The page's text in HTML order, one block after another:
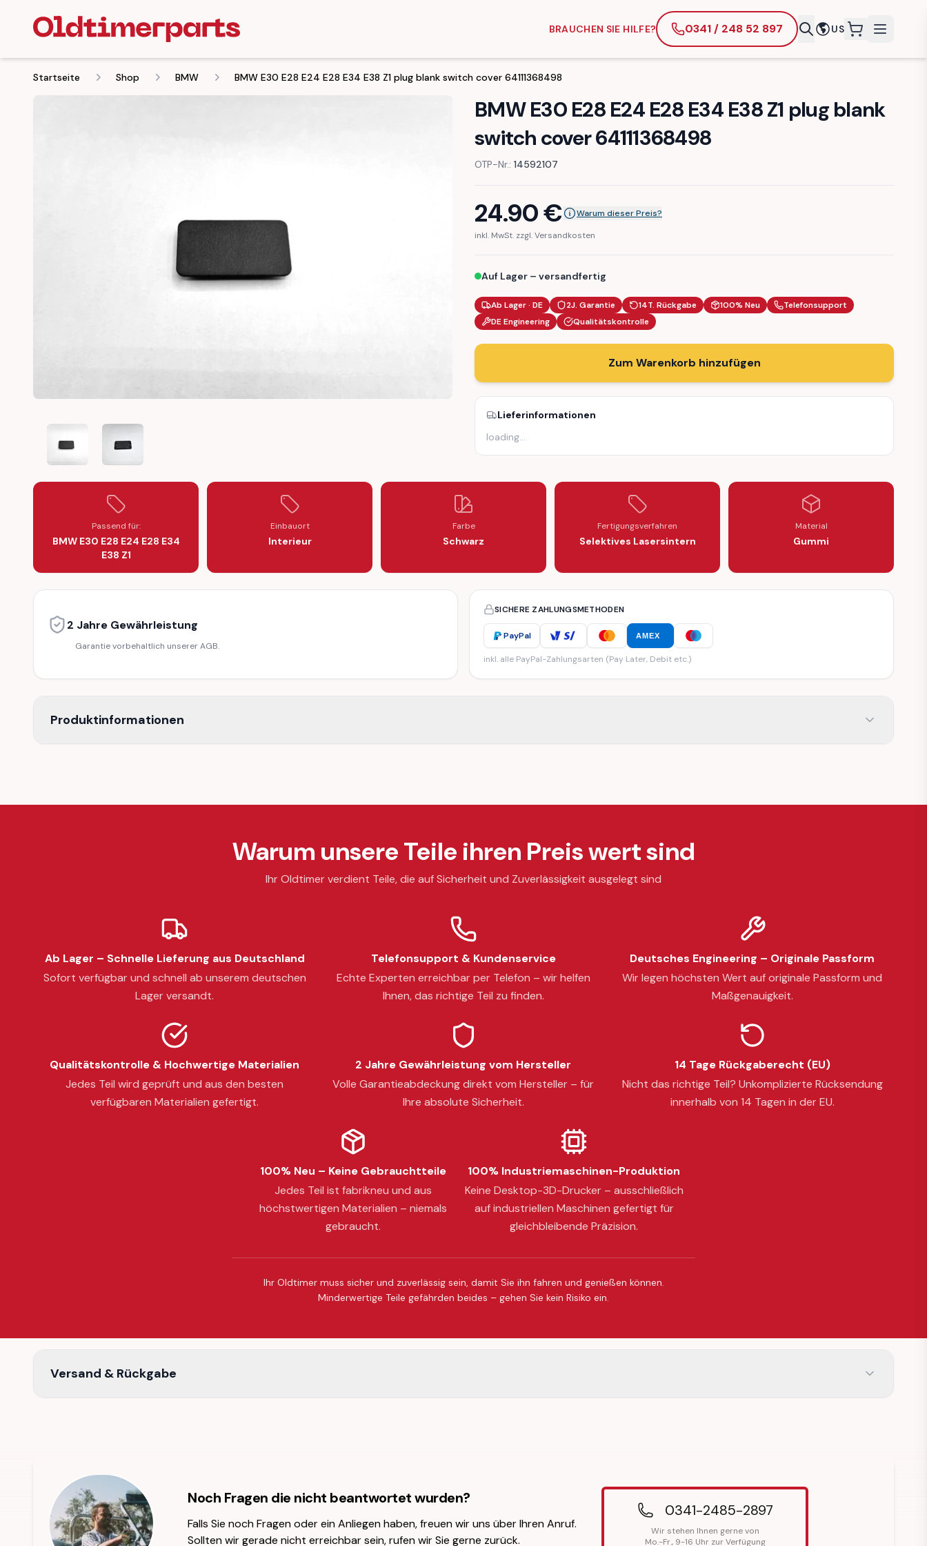
BRAUCHEN SIE HILFE? 0341 / 248 52 897 US
Startseite Shop BMW BMW E30 E28 E24 E28 E34 E38 Z1 plug blank switch cover 64111368498
BMW E30 E28 E24 E28 E34 E38 Z1 PLUG BLANK SWITCH COVER 64111368498
BMW E30 E28 E24 E28 E34 E38 Z1 PLUG BLANK SWITCH COVER 64111368498
BMW E30 E28 E24 E28 E34 E38 Z1 plug blank
switch cover 64111368498
OTP-Nr.: 14592107
24.90€
Warum dieser Preis?
inkl. MwSt. zzgl. Versandkosten
Auf Lager – versandfertig
Ab Lager · DE 2J. Garantie 14T. Rückgabe 100% Neu
Telefonsupport
DE Engineering
Qualitätskontrolle
Zum Warenkorb hinzufügen
Lieferinformationen
loading…
Passend für:
BMW E30 E28 E24 E28 E34
E38 Z1
Einbauort
Interieur
Farbe
Schwarz
Fertigungsverfahren
Selektives Lasersintern
Material
Gummi
2 Jahre Gewährleistung
Garantie vorbehaltlich unserer AGB.
SICHERE ZAHLUNGSMETHODEN
PayPal AMEX
inkl. alle PayPal-Zahlungsarten (Pay Later, Debit etc.)
Produktinformationen
Warum unsere Teile ihren Preis wert sind
Ihr Oldtimer verdient Teile, die auf Sicherheit und Zuverlässigkeit ausgelegt sind
Ab Lager – Schnelle Lieferung aus Deutschland
Sofort verfügbar und schnell ab unserem deutschen
Lager versandt.
Telefonsupport & Kundenservice
Echte Experten erreichbar per Telefon – wir helfen
Ihnen, das richtige Teil zu finden.
Deutsches Engineering – Originale Passform
Wir legen höchsten Wert auf originale Passform und
Maßgenauigkeit.
Qualitätskontrolle & Hochwertige Materialien
Jedes Teil wird geprüft und aus den besten
verfügbaren Materialien gefertigt.
2 Jahre Gewährleistung vom Hersteller
Volle Garantieabdeckung direkt vom Hersteller – für
Ihre absolute Sicherheit.
14 Tage Rückgaberecht (EU)
Nicht das richtige Teil? Unkomplizierte Rücksendung
innerhalb von 14 Tagen in der EU.
100% Neu – Keine Gebrauchtteile
Jedes Teil ist fabrikneu und aus
höchstwertigen Materialien – niemals
gebraucht.
100% Industriemaschinen-Produktion
Keine Desktop-3D-Drucker – ausschließlich
auf industriellen Maschinen gefertigt für
gleichbleibende Präzision.
Ihr Oldtimer muss sicher und zuverlässig sein, damit Sie ihn fahren und genießen können.
Minderwertige Teile gefährden beides – gehen Sie kein Risiko ein.
Versand & Rückgabe
Noch Fragen die nicht beantwortet wurden?
Falls Sie noch Fragen oder ein Anliegen haben, freuen wir uns über Ihren Anruf.
Sollten wir gerade nicht erreichbar sein, rufen wir Sie gerne zurück.
0341-2485-2897
Wir stehen Ihnen gerne von
Mo.-Fr., 9-16 Uhr zur Verfügung